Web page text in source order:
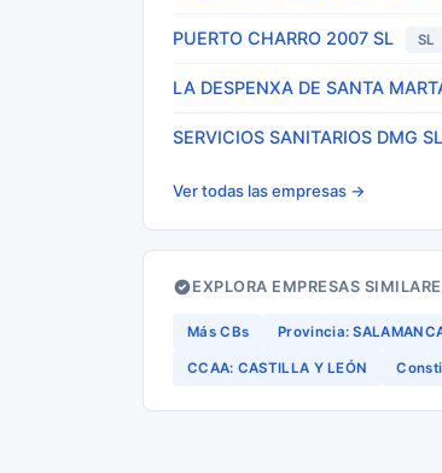
PUERTO CHARRO 2007 SL SL
LA DESPENXA DE SANTA
SERVICIOS SANITARIOS DMG SL
Ver todas las empresas →
EXPLORA EMPRESAS
Más CBs Provincia:
CCAA: CASTILLA Y LEÓN